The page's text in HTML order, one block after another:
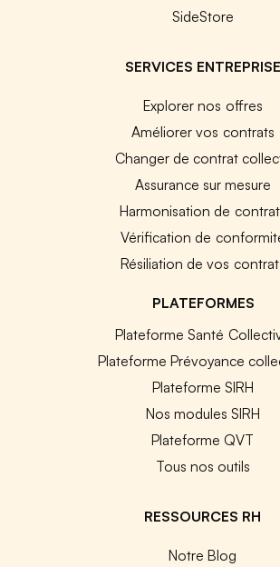
SideStore
SERVICES ENTREPRISE
Explorer nos offres
Améliorer vos contrats
Changer de contrat
Assurance sur mesure
Harmonisation de
Vérification de
Résiliation de vos
PLATEFORMES
Plateforme Santé
Plateforme Prévoyance
Plateforme SIRH
Nos modules SIRH
Plateforme QVT
Tous nos outils
RESSOURCES RH
Notre Blog